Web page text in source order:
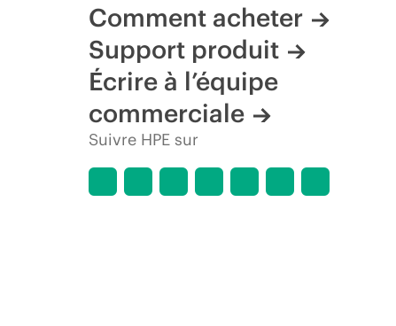
Comment acheter
Support produit
Écrire à l’équipe
commerciale
Suivre HPE sur